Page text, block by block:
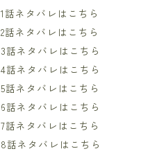
1話ネタバレはこちら
2話ネタバレはこちら
3話ネタバレはこちら
4話ネタバレはこちら
5話ネタバレはこちら
6話ネタバレはこちら
7話ネタバレはこちら
8話ネタバレはこちら